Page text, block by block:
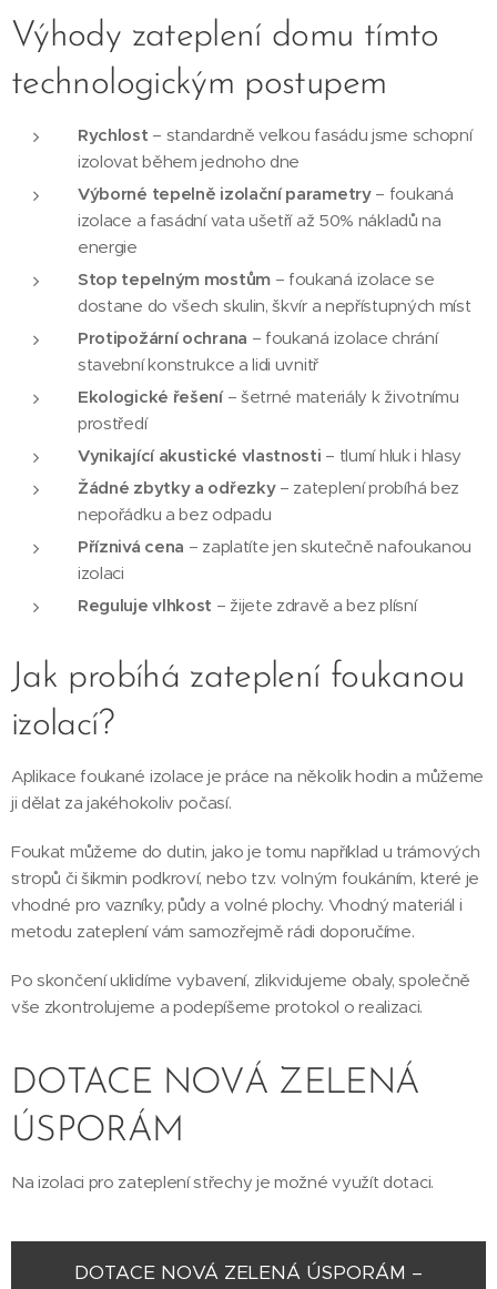
Výhody zateplení domu tímto
technologickým postupem
Rychlost – standardně velkou fasádu jsme schopní
izolovat během jednoho dne
Výborné tepelně izolační parametry– foukaná
izolace a fasádní vata ušetří až 50% nákladů na
energie
Stop tepelným mostům– foukaná izolace se
dostane do všech skulin, škvír a nepřístupných míst
Protipožární ochrana – foukaná izolace chrání
stavební konstrukce a lidi uvnitř
Ekologické řešení– šetrné materiály k životnímu
prostředí
Vynikající akustické vlastnosti – tlumí hluk i hlasy
Žádné zbytky a odřezky– zateplení probíhá bez
nepořádku a bez odpadu
Příznivá cena – zaplatíte jen skutečně nafoukanou
izolaci
Reguluje vlhkost – žijete zdravě a bez plísní
Jak probíhá zateplení foukanou
izolací?
Aplikace foukané izolace je práce na několik hodin a můžeme
ji dělat za jakéhokoliv počasí.
Foukat můžeme do dutin, jako je tomu například u trámových
stropů či šikmin podkroví, nebo tzv. volným foukáním, které je
vhodné pro vazníky, půdy a volné plochy. Vhodný materiál i
metodu zateplení vám samozřejmě rádi doporučíme.
Po skončení uklidíme vybavení, zlikvidujeme obaly, společně
vše zkontrolujeme a podepíšeme protokol o realizaci.
DOTACE NOVÁ ZELENÁ
ÚSPORÁM
Na izolaci pro zateplení střechy je možné využít dotaci.
DOTACE NOVÁ ZELENÁ ÚSPORÁM –